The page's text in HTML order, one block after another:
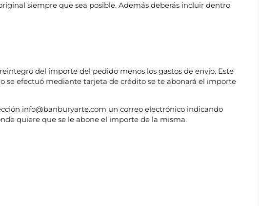
siempre que sea posible. Además deberás incluir dentro
del importe del pedido menos los gastos de envío. Este
se efectuó mediante tarjeta de crédito se te abonará el importe
info@banburyarte.com un correo electrónico indicando
quiere que se le abone el importe de la misma.